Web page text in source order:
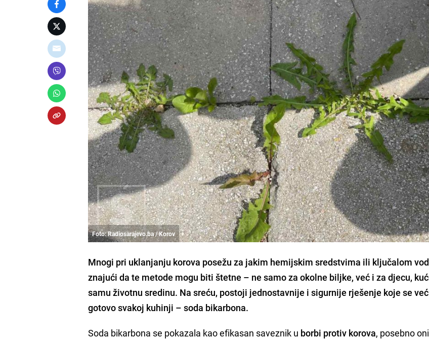
Foto: Radiosarajevo.ba / Korov
Mnogi pri uklanjanju korova posežu za jakim hemijskim sredstvima ili ključalom
znajući da te metode mogu biti štetne – ne samo za okolne biljke, već i za djecu,
samu životnu sredinu. Na sreću, postoji jednostavnije i sigurnije rješenje koje se
gotovo svakoj kuhinji – soda bikarbona.
Soda bikarbona se pokazala kao efikasan saveznik u borbi protiv korova, posebno